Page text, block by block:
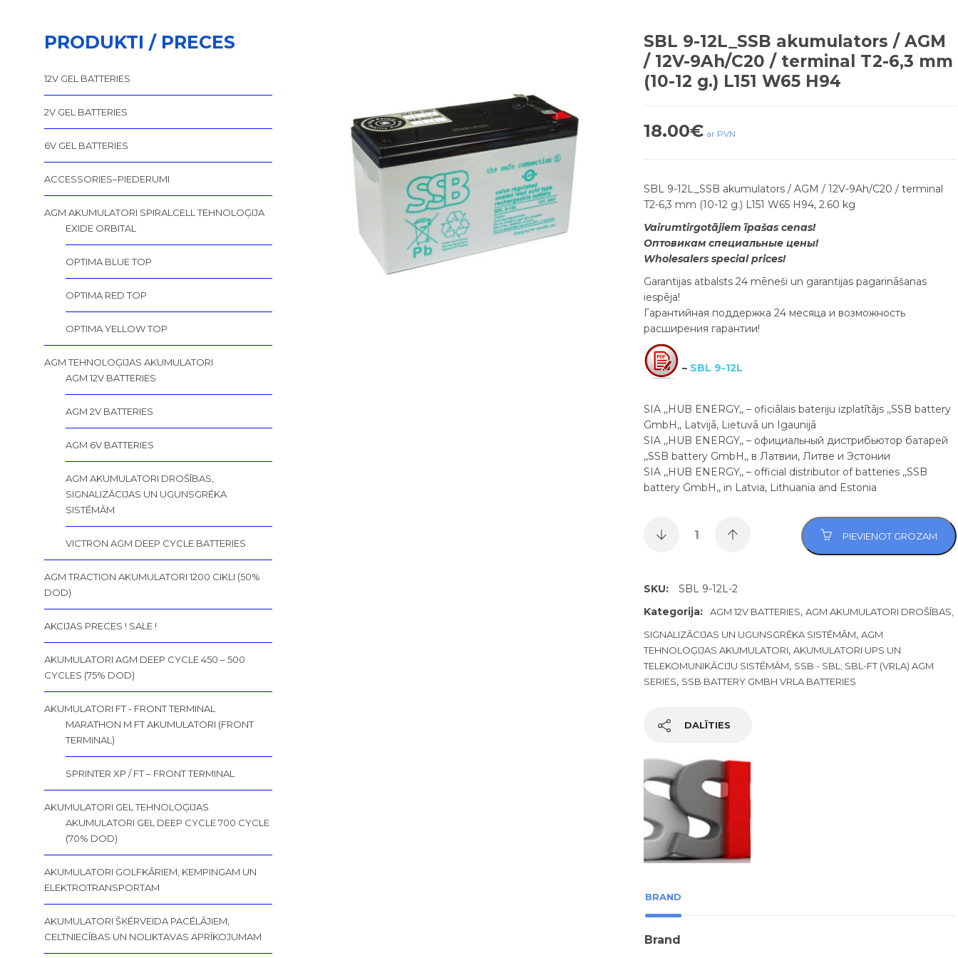
SBL 9-12L_SSB akumulators / AGM
/ 12V-9Ah/C20 / terminal T2-6,3 mm
(10-12 g.) L151 W65 H94
18.00€ ar PVN
SBL 9-12L_SSB akumulators / AGM / 12V-9Ah/C20 / terminal
T2-6,3 mm (10-12 g.) L151 W65 H94, 2.60 kg
Vairumtirgotājiem īpašas cenas!
Оптовикам специальные цены!
Wholesalers special prices!
Garantijas atbalsts 24 mēneši un garantijas pagarināšanas
iespēja!
Гарантийная поддержка 24 месяца и возможность
расширения гарантии!
– SBL 9-12L
SIA ,,HUB ENERGY,, – oficiālais bateriju izplatītājs ,,SSB battery
GmbH,, Latvijā, Lietuvā un Igaunijā
SIA ,,HUB ENERGY,, – официальный дистрибьютор батарей
,,SSB battery GmbH,, в Латвии, Литве и Эстонии
SIA ,,HUB ENERGY,, – official distributor of batteries ,,SSB
battery GmbH,, in Latvia, Lithuania and Estonia
PIEVIENOT GROZAM
SKU:
SBL 9-12L-2
Kategorija:
AGM 12V BATTERIES, AGM AKUMULATORI DROŠĪBAS,
SIGNALIZĀCIJAS UN UGUNSGRĒKA SISTĒMĀM, AGM
TEHNOLOĢIJAS AKUMULATORI, AKUMULATORI UPS UN
TELEKOMUNIKĀCIJU SISTĒMĀM, SSB - SBL; SBL-FT (VRLA) AGM
SERIES, SSB BATTERY GMBH VRLA BATTERIES
DALĪTIES
BRAND
Brand
PRODUKTI / PRECES
12V GEL BATTERIES
2V GEL BATTERIES
6V GEL BATTERIES
ACCESSORIES–PIEDERUMI
AGM AKUMULATORI SPIRALCELL TEHNOLOĢIJA
EXIDE ORBITAL
OPTIMA BLUE TOP
OPTIMA RED TOP
OPTIMA YELLOW TOP
AGM TEHNOLOĢIJAS AKUMULATORI
AGM 12V BATTERIES
AGM 2V BATTERIES
AGM 6V BATTERIES
AGM AKUMULATORI DROŠĪBAS,
SIGNALIZĀCIJAS UN UGUNSGRĒKA
SISTĒMĀM
VICTRON AGM DEEP CYCLE BATTERIES
AGM TRACTION AKUMULATORI 1200 CIKLI (50%
DOD)
AKCIJAS PRECES ! SALE !
AKUMULATORI AGM DEEP CYCLE 450 – 500
CYCLES (75% DOD)
AKUMULATORI FT - FRONT TERMINAL
MARATHON M FT AKUMULATORI (FRONT
TERMINAL)
SPRINTER XP / FT – FRONT TERMINAL
AKUMULATORI GEL TEHNOLOĢIJAS
AKUMULATORI GEL DEEP CYCLE 700 CYCLE
(70% DOD)
AKUMULATORI GOLFKĀRIEM, KEMPINGAM UN
ELEKTROTRANSPORTAM
AKUMULATORI ŠĶĒRVEIDA PACĒLĀJIEM,
CELTNIECĪBAS UN NOLIKTAVAS APRĪKOJUMAM